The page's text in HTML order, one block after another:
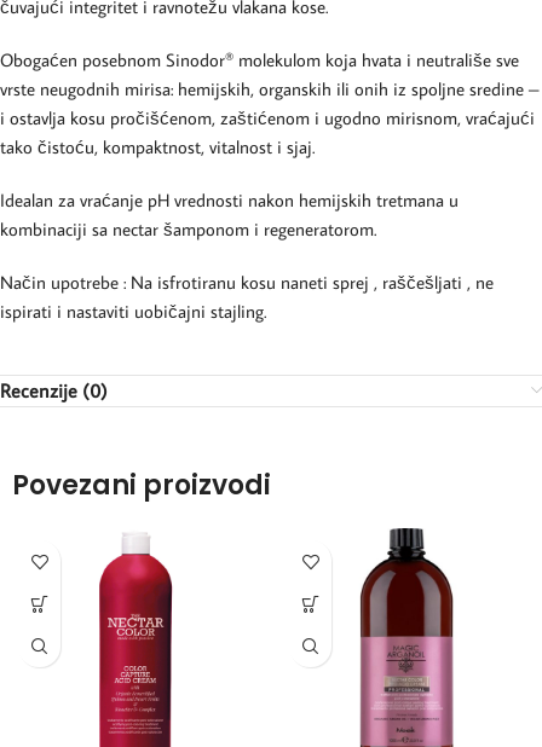
čuvajući integritet i ravnotežu vlakana kose.
Obogaćen posebnom Sinodor® molekulom koja hvata i neutrališe sve
vrste neugodnih mirisa: hemijskih, organskih ili onih iz spoljne sredine –
i ostavlja kosu pročišćenom, zaštićenom i ugodno mirisnom, vraćajući
tako čistoću, kompaktnost, vitalnost i sjaj.
Idealan za vraćanje pH vrednosti nakon hemijskih tretmana u
kombinaciji sa nectar šamponom i regeneratorom.
Način upotrebe : Na isfrotiranu kosu naneti sprej , raščešljati , ne
ispirati i nastaviti uobičajni stajling.
Recenzije (0)
Povezani proizvodi